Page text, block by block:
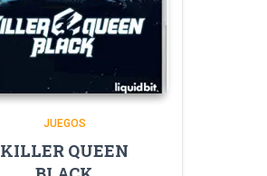
JUEGOS
KILLER QUEEN